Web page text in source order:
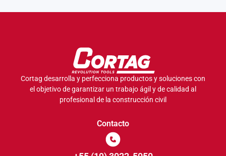
Cortag desarrolla y perfecciona productos y soluciones con
el objetivo de garantizar un trabajo ágil y de calidad al
profesional de la construcción civil
Contacto